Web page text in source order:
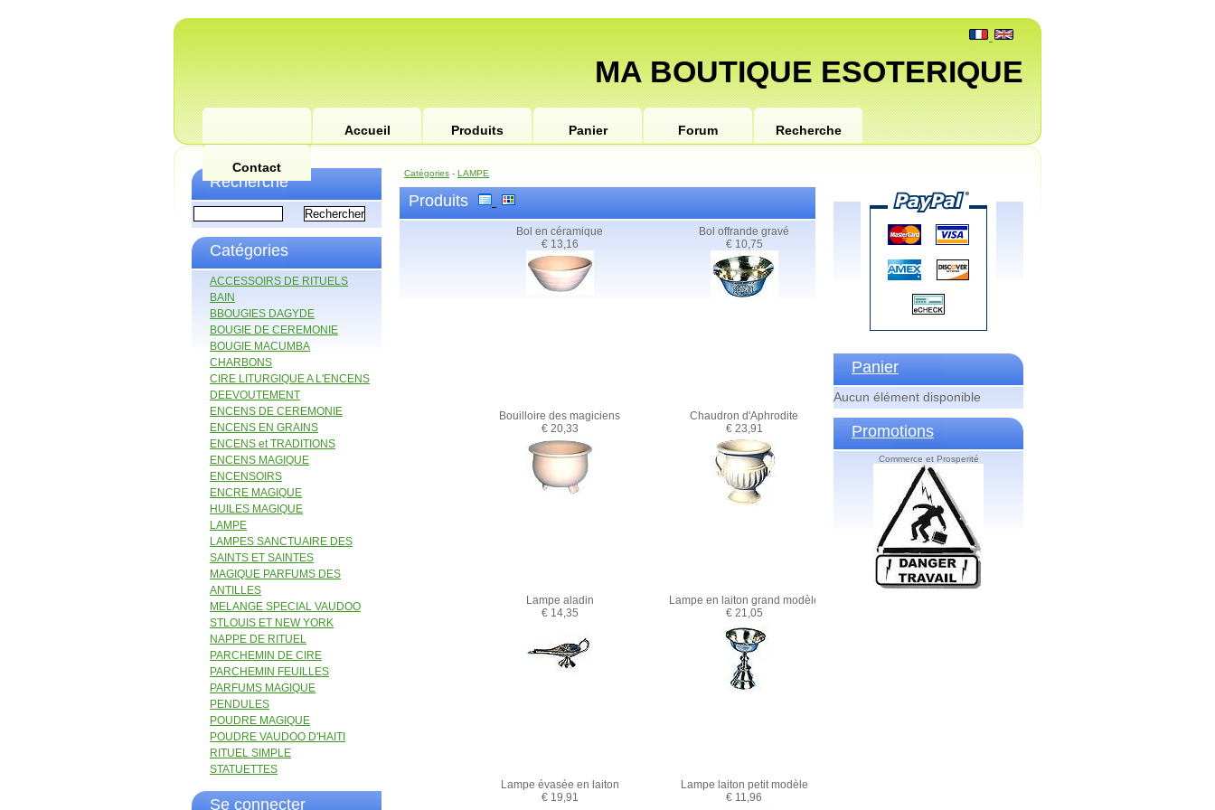
MA BOUTIQUE ESOTERIQUE
Accueil Produits Panier Forum Recherche
Contact
Recherche
Catégories
ACCESSOIRS DE RITUELS
BAIN
BBOUGIES DAGYDE
BOUGIE DE CEREMONIE
BOUGIE MACUMBA
CHARBONS
CIRE LITURGIQUE A L'ENCENS
DEEVOUTEMENT
ENCENS DE CEREMONIE
ENCENS EN GRAINS
ENCENS et TRADITIONS
ENCENS MAGIQUE
ENCENSOIRS
ENCRE MAGIQUE
HUILES MAGIQUE
LAMPE
LAMPES SANCTUAIRE DES
SAINTS ET SAINTES
MAGIQUE PARFUMS DES
ANTILLES
MELANGE SPECIAL VAUDOO
STLOUIS ET NEW YORK
NAPPE DE RITUEL
PARCHEMIN DE CIRE
PARCHEMIN FEUILLES
PARFUMS MAGIQUE
PENDULES
POUDRE MAGIQUE
POUDRE VAUDOO D'HAITI
RITUEL SIMPLE
STATUETTES
Se connecter
Panier
Aucun élément disponible
Promotions
Commerce et Prosperité
Catégories - LAMPE
Produits
Bol en céramique
€ 13,16
Bol offrande gravé
€ 10,75
Bouilloire des magiciens
€ 20,33
Chaudron d'Aphrodite
€ 23,91
Lampe aladin
€ 14,35
Lampe en laiton grand modèle
€ 21,05
Lampe évasée en laiton
€ 19,91
Lampe laiton petit modèle
€ 11,96